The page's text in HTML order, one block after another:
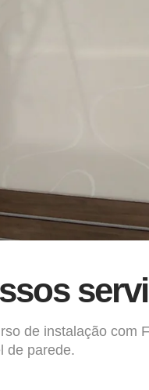
de instalação com
de parede.